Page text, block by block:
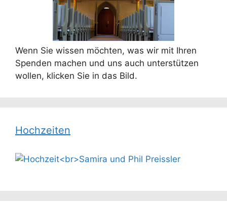
Wenn Sie wissen möchten, was wir mit Ihren
Spenden machen und uns auch unterstützen
wollen, klicken Sie in das Bild.
Hochzeiten